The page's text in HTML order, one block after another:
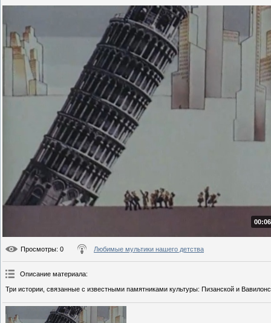
Просмотры: 0 Любимые мультики нашего детства
Описание материала:
Три истории, связанные с известными памятниками культуры: Пизанской и